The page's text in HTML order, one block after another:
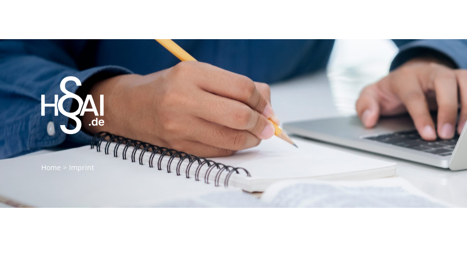
Home > Imprint